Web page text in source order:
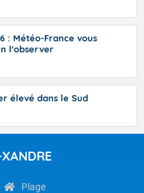
: Météo-France vous
l'observer
élevé dans le Sud
Plage